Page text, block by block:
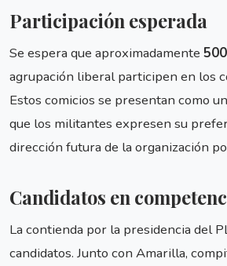
Participación esperada
Se espera que aproximadamente
agrupación liberal participen en los
Estos comicios se presentan como
que los militantes expresen su
dirección futura de la organización
Candidatos en
La contienda por la presidencia del
candidatos. Junto con Amarilla,